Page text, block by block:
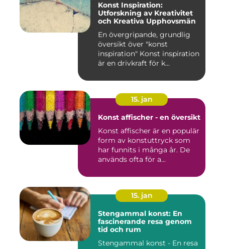
Konst Inspiration:
Utforskning av Kreativitet
och Kreativa Upphovsmän
En övergripande, grundlig
översikt över "konst
inspiration" Konst inspiration
är en drivkraft för k...
15. jan
Konst affischer - en översikt
Konst affischer är en populär
form av konstuttryck som
har funnits i många år. De
används ofta för a...
15. jan
Stengammal konst: En
fascinerande resa genom
tid och rum
Stengammal konst - En resa